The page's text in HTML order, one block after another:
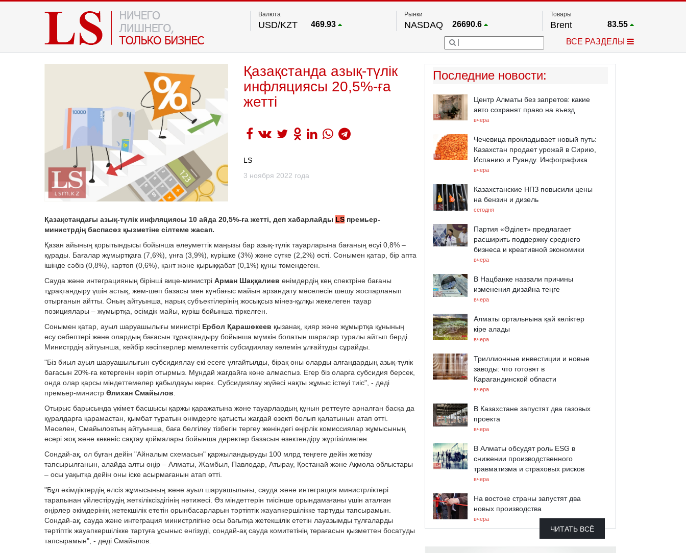
Валюта
USD/KZT 469.93
Рынки
NASDAQ 26690.6
FTSE 100 67.17
54036.9
S&P 500
24595.2
Товары
Brent 83.55
Платина
2.662
ВСЕ РАЗДЕЛЫ
Қазақстанда азық-түлік
инфляциясы 20,5%-ға
жетті
LS
3 ноября 2022 года
Қазақстандағы азық-түлік инфляциясы 10 айда 20,5%-ға жетті, деп хабарлайды LS премьер-
министрдің баспасөз қызметіне сілтеме жасап.
Қазан айының қорытындысы бойынша әлеуметтік маңызы бар азық-түлік тауарларына бағаның өсуі 0,8% –
құрады. Бағалар жұмыртқаға (7,6%), ұнға (3,9%), күрішке (3%) және сүтке (2,2%) өсті. Сонымен қатар, бір апта
ішінде сәбіз (0,8%), картоп (0,6%), қант және қырыққабат (0,1%) құны төмендеген.
Сауда және интеграцияның бірінші вице-министрі Арман Шаққалиев өнімдердің кең спектріне бағаны
тұрақтандыру үшін астық, жем-шөп базасы мен күнбағыс майын арзандату мәселесін шешу жоспарланып
отырғанын айтты. Оның айтуынша, нарық субъектілерінің жосықсыз мінез-құлқы жекелеген тауар
позициялары – жұмыртқа, өсімдік майы, күріш бойынша тіркелген.
Сонымен қатар, ауыл шаруашылығы министрі Ербол Қарашөкеев қызанақ, қияр және жұмыртқа құнының
өсу себептері және олардың бағасын тұрақтандыру бойынша мүмкін болатын шаралар туралы айтып берді.
Министрдің айтуынша, кейбір кәсіпкерлер мемлекеттік субсидиялау көлемін ұлғайтуды сұрайды.
"Біз биыл ауыл шаруашылығын субсидиялау екі есеге ұлғайтылды, бірақ оны оларды алғандардың азық-түлік
бағасын 20%-ға көтергенін көріп отырмыз. Мұндай жағдайға көне алмаспыз. Егер біз оларға субсидия берсек,
онда олар қарсы міндеттемелер қабылдауы керек. Субсидиялау жүйесі нақты жұмыс істеуі тиіс", - деді
премьер-министр Әлихан Смайылов
Отырыс барысында үкімет басшысы қаржы қаражатына және тауарлардың құнын реттеуге арналған басқа да
құралдарға қарамастан, қымбат тұратын өнімдерге қатысты жағдай өзекті болып қалатынын атап өтті.
Мәселен, Смайыловтың айтуынша, баға белгілеу тізбегін тергеу жөніндегі өңірлік комиссиялар жұмысының
әсері жоқ және көкөніс сақтау қоймалары бойынша деректер базасын өзектендіру жүргізілмеген.
Сондай-ақ, ол бұған дейін "Айналым схемасын" қаржыландыруды 100 млрд теңгеге дейін жеткізу
тапсырылғанын, алайда алты өңір – Алматы, Жамбыл, Павлодар, Атырау, Қостанай және Ақмола облыстары
– осы уақытқа дейін оны іске асырмағанын атап өтті.
"Бұл әкімдіктердің әлсіз жұмысының және ауыл шаруашылығы, сауда және интеграция министрліктері
тарапынан үйлестірудің жеткіліксіздігінің нәтижесі. Өз міндеттерін тиісінше орындамағаны үшін аталған
өңірлер әкімдерінің жетекшілік ететін орынбасарларын тәртіптік жауапкершілікке тартуды тапсырамын.
Сондай-ақ, сауда және интеграция министрлігіне осы бағытқа жетекшілік ететін лауазымды тұлғаларды
тәртіптік жауапкершілікке тартуға ұсыныс енгізуді, сондай-ақ сауда комитетінің төрағасын қызметтен босатуды
тапсырамын", - деді Смайылов.
Последние новости:
Центр Алматы без запретов: какие
авто сохранят право на въезд
вчера
Чечевица прокладывает новый путь:
Казахстан продает урожай в Сирию,
Испанию и Руанду. Инфографика
вчера
Казахстанские НПЗ повысили цены
на бензин и дизель
сегодня
Партия «Әділет» предлагает
расширить поддержку среднего
бизнеса и креативной экономики
вчера
В Нацбанке назвали причины
изменения дизайна теңге
вчера
Алматы орталығына қай көліктер
кіре алады
вчера
Триллионные инвестиции и новые
заводы: что готовят в
Карагандинской области
вчера
В Казахстане запустят два газовых
проекта
вчера
В Алматы обсудят роль ESG в
снижении производственного
травматизма и страховых рисков
вчера
На востоке страны запустят два
новых производства
вчера
ЧИТАТЬ ВСЁ